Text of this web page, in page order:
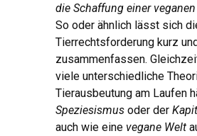
die Schaffung einer
So oder ähnlich lässt sich
Tierrechtsforderung kurz
zusammenfassen.
viele unterschiedliche
Tierausbeutung am Laufen
Speziesismus oder der
auch wie eine vegane Welt